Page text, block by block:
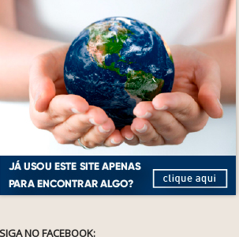
SIGA NO FACEBOOK: